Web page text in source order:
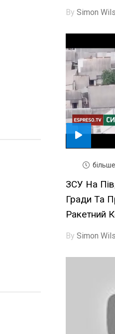
By Simon
ЗСУ На
Гради Та
Ракетний
By Simon